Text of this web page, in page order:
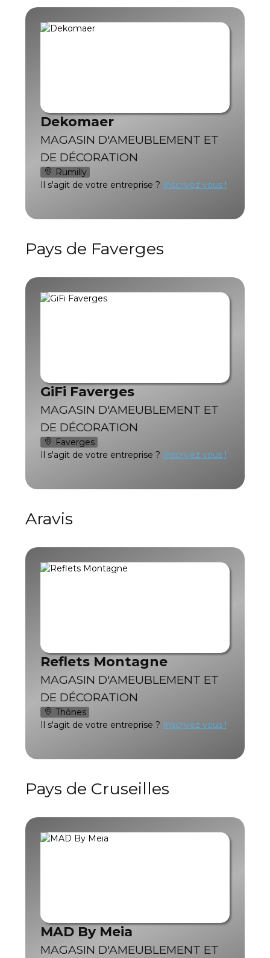
Dekomaer
MAGASIN D'AMEUBLEMENT ET
DE DÉCORATION
Rumilly
Il s'agit de votre entreprise ? Inscrivez vous !
Pays de Faverges
GiFi Faverges
MAGASIN D'AMEUBLEMENT ET
DE DÉCORATION
Faverges
Il s'agit de votre entreprise ? Inscrivez vous !
Aravis
Reflets Montagne
MAGASIN D'AMEUBLEMENT ET
DE DÉCORATION
Thônes
Il s'agit de votre entreprise ? Inscrivez vous !
Pays de Cruseilles
MAD By Meia
MAGASIN D'AMEUBLEMENT ET